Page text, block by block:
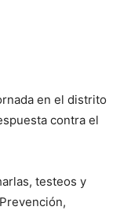
en el distrito
contra el
testeos y